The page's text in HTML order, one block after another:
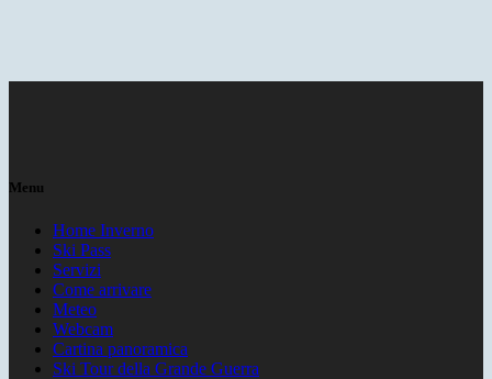
Menu
Home Inverno
Ski Pass
Servizi
Come arrivare
Meteo
Webcam
Cartina panoramica
Ski Tour della Grande Guerra